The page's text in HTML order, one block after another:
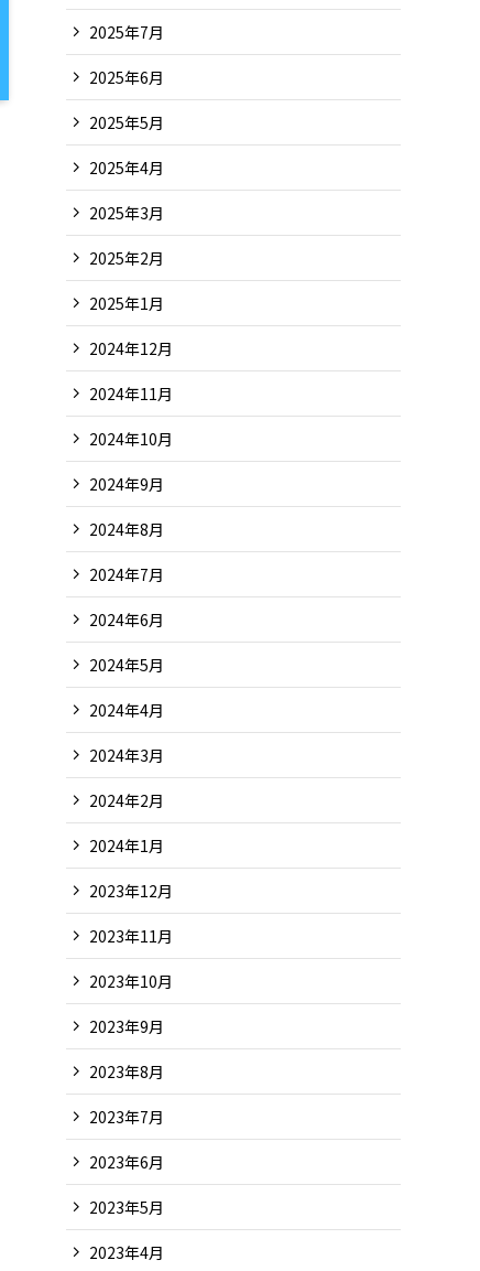
2025年7月
2025年6月
2025年5月
2025年4月
2025年3月
2025年2月
2025年1月
2024年12月
2024年11月
2024年10月
2024年9月
2024年8月
2024年7月
2024年6月
2024年5月
2024年4月
2024年3月
2024年2月
2024年1月
2023年12月
2023年11月
2023年10月
2023年9月
2023年8月
2023年7月
2023年6月
2023年5月
2023年4月